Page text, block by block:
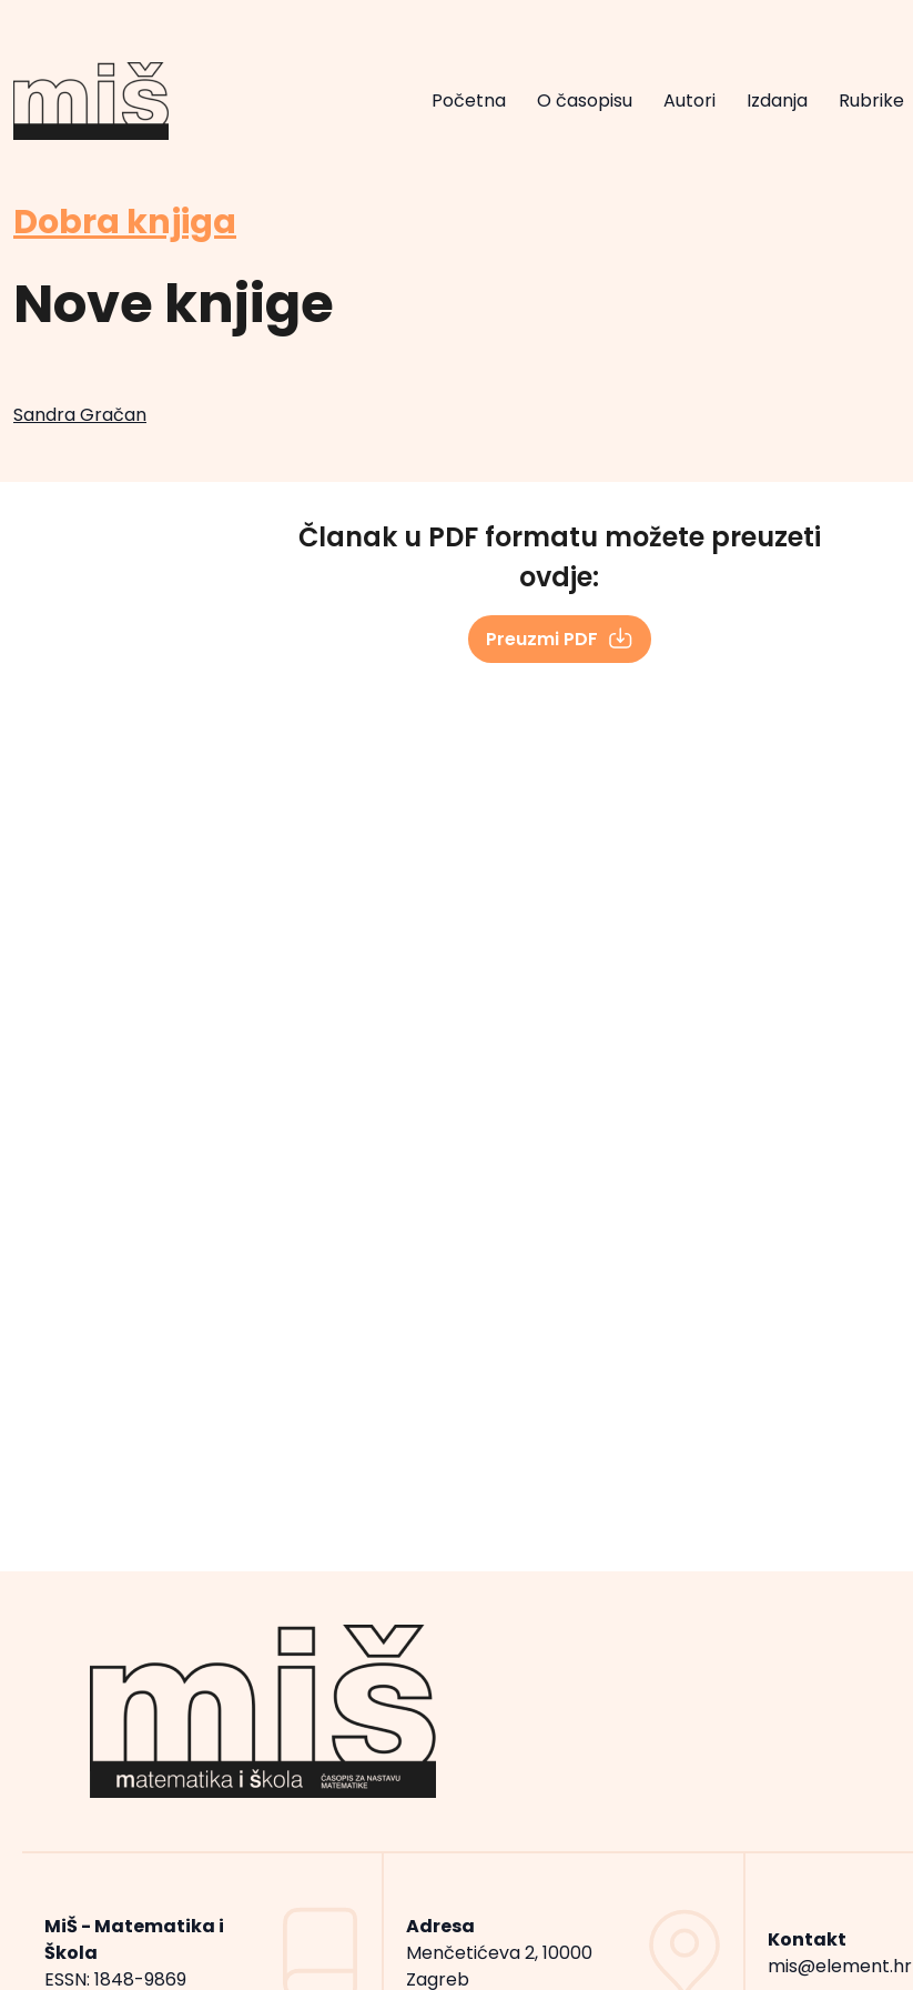
Početna O časopisu Autori Izdanja Rubrike
Dobra knjiga
Nove knjige
Sandra Gračan
Članak u PDF formatu možete preuzeti
ovdje:
Preuzmi PDF
MiŠ - Matematika i
Škola
ESSN: 1848-9869
Adresa
Menčetićeva 2, 10000
Zagreb
Kontakt
mis@element.hr